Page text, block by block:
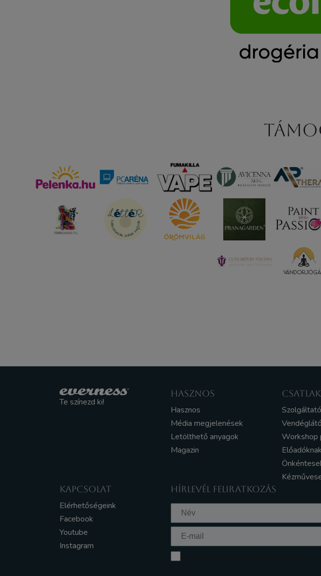
Te színezd ki!
HASZNOS
Hasznos
Média megjelenések
Letölthető anyagok
Magazin
Workshop
Előadóknak
KAPCSOLAT
Elérhetőségeink
Facebook
Youtube
Instagram
HÍRLEVÉL FELIRATKOZÁS